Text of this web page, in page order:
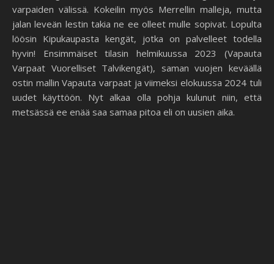
varpaiden välissä. Kokeilin myös Merrellin malleja, mutta
jalan leveän lestin takia ne ee olleet mulle sopivat. Lopulta
löösin Kipukaupasta kengät, jotka on palvelleet todella
hyvin! Ensimmäiset tilasin helmikuussa 2023 (Vapauta
Varpaat Vuorelliset Talvikengät), saman vuojen keväällä
ostin mallin Vapauta varpaat ja viimeksi elokuussa 2024 tuli
uudet käyttöön. Nyt alkaa olla pohja kulunut niin, että
metsässä ee enää saa samaa pitoa eli on uusien aika.